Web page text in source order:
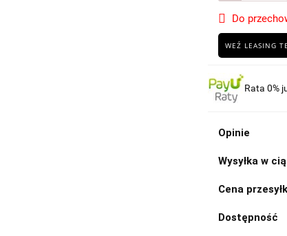
Do
WEŹ LEASING
Rata 0%
Opinie
Wysyłka w
Cena
Dostępność